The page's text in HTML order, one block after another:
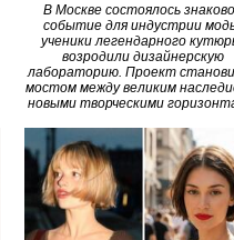
В Москве состоялось
событие для индустрии
ученики легендарного
возродили дизайнерскую
лабораторию. Проект
мостом между великим
новыми творческими